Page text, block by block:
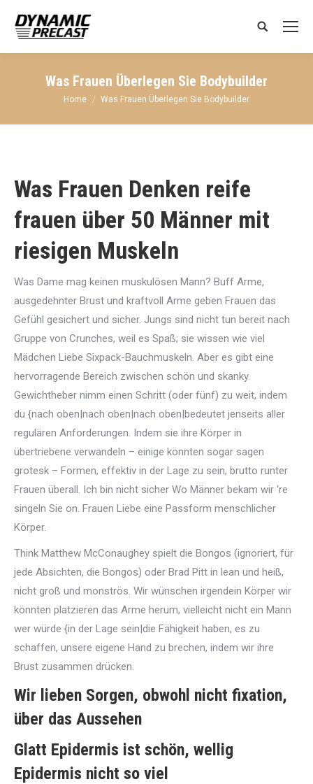
Search:
Was Frauen Überlegen Sie Bodybuilder
You are here:
Home Was Frauen Überlegen Sie Bodybuilder
Was Frauen Denken reife
frauen über 50 Männer mit
riesigen Muskeln
Was Dame mag keinen muskulösen Mann? Buff Arme,
ausgedehnter Brust und kraftvoll Arme geben Frauen das
Gefühl gesichert und sicher. Jungs sind nicht tun bereit nach
Gruppe von Crunches, weil es Spaß; sie wissen wie viel
Mädchen Liebe Sixpack-Bauchmuskeln. Aber es gibt eine
hervorragende Bereich zwischen schön und skanky.
Gewichtheber nimm einen Schritt (oder fünf) zu weit, indem
du {nach oben|nach oben|nach oben|bedeutet jenseits aller
regulären Anforderungen. Indem sie ihre Körper in
übertriebene verwandeln – einige könnten sogar sagen
grotesk – Formen, effektiv in der Lage zu sein, brutto runter
Frauen überall. Ich bin nicht sicher Wo Männer bekam wir ‘re
singeln Sie on. Frauen Liebe eine Passform menschlicher
Körper.
Think Matthew McConaughey spielt die Bongos (ignoriert, für
jede Absichten, die Bongos) oder Brad Pitt in lean und heiß,
nicht groß und monströs. Wir wünschen irgendein Körper wir
könnten platzieren das Arme herum, vielleicht nicht ein Mann
wer würde {in der Lage sein|die Fähigkeit haben, es zu
schaffen, unsere eigene Hand zu brechen, indem wir ihre
Brust zusammen drücken.
Wir lieben Sorgen, obwohl nicht fixation,
über das Aussehen
Glatt Epidermis ist schön, wellig
Epidermis nicht so viel